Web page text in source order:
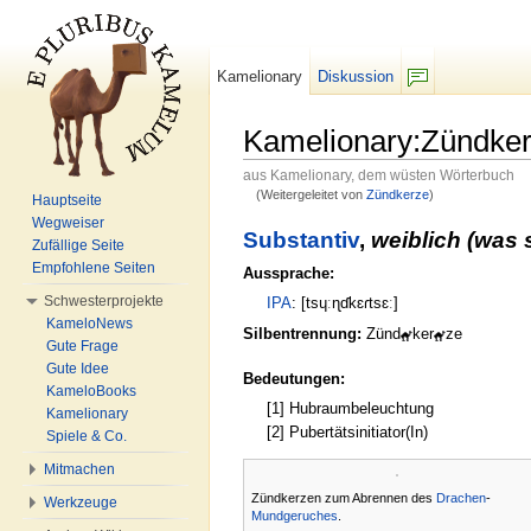
aus Kamelionary, dem wüsten Wörterbuch
(Weitergeleitet von Zündkerze)
Substantiv, weiblich (was
Aussprache:
IPA: [tsɥːɳɗkɛɾtsɛː]
Silbentrennung: Zünd ker ze
Bedeutungen:
[1] Hubraumbeleuchtung
[2] Pubertätsinitiator(In)
Zündkerzen zum Abrennen des Drachen-
Mundgeruches
Kamelionary
Diskussion
Hauptseite
Wegweiser
Zufällige Seite
Empfohlene Seiten
Schwesterprojekte
KameloNews
Gute Frage
Gute Idee
KameloBooks
Kamelionary
Spiele & Co.
Mitmachen
Werkzeuge